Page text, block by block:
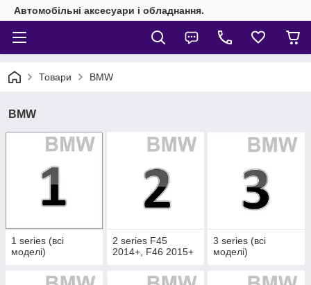
Автомобільні аксесуари і обладнання.
Товари BMW
BMW
1 series (всі
моделі)
2 series F45
2014+, F46 2015+
3 series (всі
моделі)